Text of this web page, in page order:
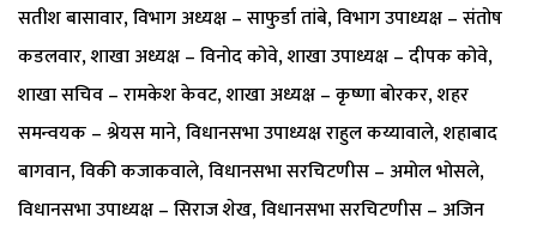
सतीश बासावार, विभाग अध्यक्ष – साफुर्डा तांबे, विभाग उपाध्यक्ष – संतोष
कडलवार, शाखा अध्यक्ष – विनोद कोवे, शाखा उपाध्यक्ष – दीपक कोवे,
शाखा सचिव – रामकेश केवट, शाखा अध्यक्ष – कृष्णा बोरकर, शहर
समन्वयक – श्रेयस माने, विधानसभा उपाध्यक्ष राहुल कय्यावाले, शहाबाद
बागवान, विकी कजाकवाले, विधानसभा सरचिटणीस – अमोल भोसले,
विधानसभा उपाध्यक्ष – सिराज शेख, विधानसभा सरचिटणीस – अजिन